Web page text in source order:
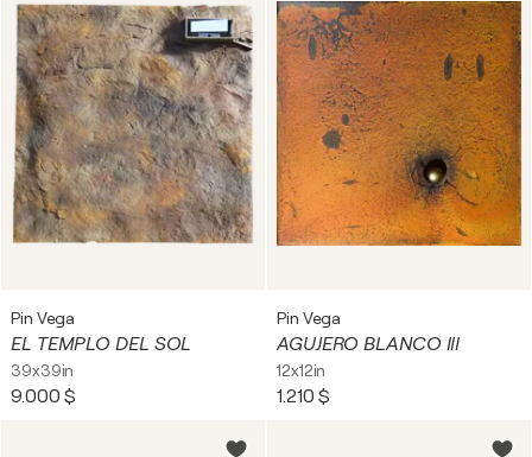
Pin Vega
EL TEMPLO DEL SOL
39x39in
9.000 $
Pin Vega
AGUJERO BLANCO III
12x12in
1.210 $